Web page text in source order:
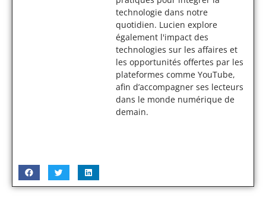
technologie dans notre
quotidien. Lucien explore
également l'impact des
technologies sur les affaires et
les opportunités offertes par les
plateformes comme YouTube,
afin d’accompagner ses lecteurs
dans le monde numérique de
demain.